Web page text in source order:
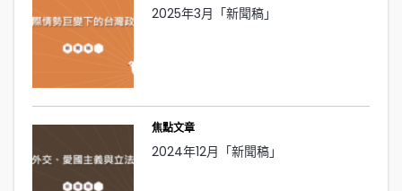
2025年3月「新聞稿」
焦點文章
2024年12月「新聞稿」